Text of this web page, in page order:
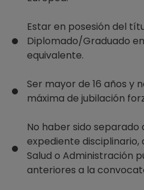
Estar en posesión del
Diplomado/Graduado
equivalente.
Ser mayor de 16 años y
máxima de jubilación
No haber sido separado
expediente disciplinario,
Salud o Administración
anteriores a la